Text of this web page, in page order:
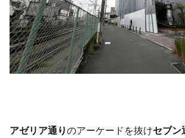
アゼリア通りのアーケードを抜けセブン